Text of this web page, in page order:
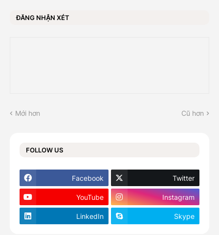
ĐĂNG NHẬN XÉT
Mới hơn Cũ hơn
FOLLOW US
Facebook Twitter
YouTube Instagram
LinkedIn Skype